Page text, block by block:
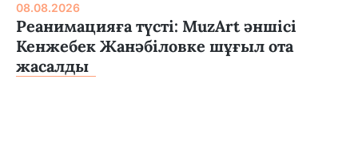
08.08.2026
Реанимацияға түсті: MuzArt әншісі
Кенжебек Жанәбіловке шұғыл ота
жасалды